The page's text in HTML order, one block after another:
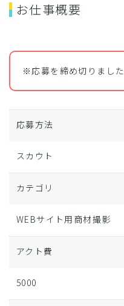
お仕事概要
※応募を締め切りました
応募方法
スカウト
カテゴリ
WEBサイト用商材撮影
アクト費
5000